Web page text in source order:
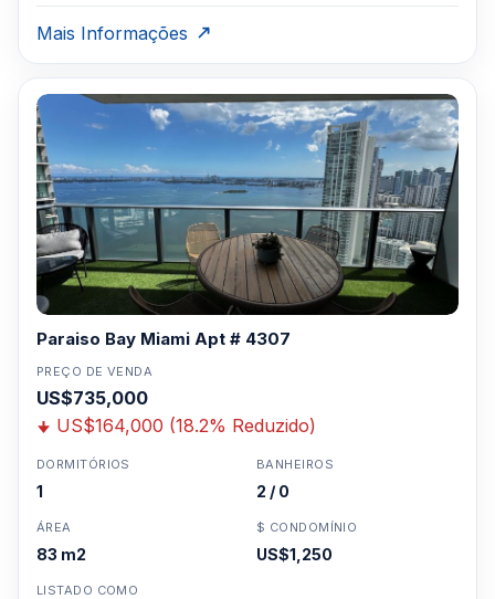
Mais Informações
Paraiso Bay Miami Apt # 4307
PREÇO DE VENDA
US$735,000
US$164,000 (18.2% Reduzido)
DORMITÓRIOS
1
BANHEIROS
2 / 0
ÁREA
83 m2
$ CONDOMÍNIO
US$1,250
LISTADO COMO